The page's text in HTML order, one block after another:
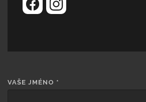
VAŠE JMÉNO *